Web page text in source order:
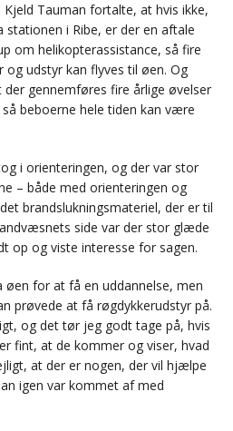
Tauman fortalte, at hvis ikke,
i Ribe, er der en aftale
om helikopterassistance, så fire
og udstyr kan flyves til øen. Og
gennemføres fire årlige øvelser
beboerne hele tiden kan være
i orienteringen, og der var stor
– både med orienteringen og
brandslukningsmateriel, der er til
side var der stor glæde
op og viste interesse for sagen.
for at få en uddannelse, men
prøvede at få røgdykkerudstyr på.
og det tør jeg godt tage på, hvis
fint, at de kommer og viser, hvad
at der er nogen, der vil hjælpe
igen var kommet af med